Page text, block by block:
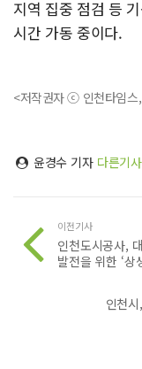
지역 집중 점검 등
시간 가동 중이다.
<저작권자 ⓒ 인천타임스
윤경수 기자 다른기
이전기사
인천도시공사,
발전을 위한 ‘상
인천